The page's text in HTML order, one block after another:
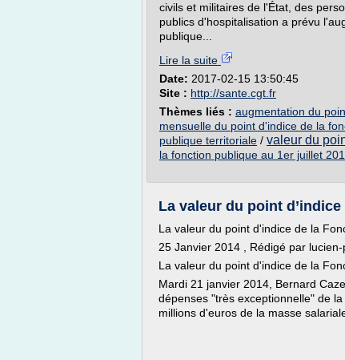
civils et militaires de l'État, des
publics d'hospitalisation a prévu
publique...
Lire la suite
Date: 2017-02-15 13:50:45
Site : http://sante.cgt.fr
Thèmes liés : augmentation du
mensuelle du point d'indice de la
publique territoriale / valeur du
la fonction publique au 1er juillet
La valeur du point
La valeur du point d'indice de la
25 Janvier 2014 , Rédigé par
La valeur du point d'indice de la
Mardi 21 janvier 2014, Bernard
dépenses "très exceptionnelle" de
millions d'euros de la masse